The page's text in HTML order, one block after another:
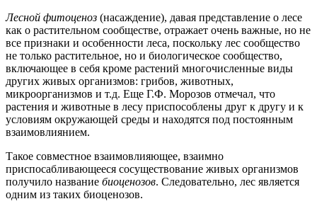
Лесной фитоценоз (насаждение), давая представление о лесе
как о растительном сообществе, отражает очень важные, но не
все признаки и особенности леса, поскольку лес сообщество
не только растительное, но и биологическое сообщество,
включающее в себя кроме растений многочисленные виды
других живых организмов: грибов, животных,
микроорганизмов и т.д. Еще Г.Ф. Морозов отмечал, что
растения и животные в лесу приспособлены друг к другу и к
условиям окружающей среды и находятся под постоянным
взаимовлиянием.
Такое совместное взаимовлияющее, взаимно
приспосабливающееся сосуществование живых организмов
получило название биоценозов. Следовательно, лес является
одним из таких биоценозов.